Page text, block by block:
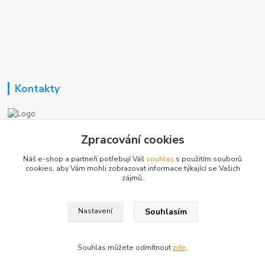
Kontakty
+420 723 362 738
Zpracování cookies
Náš e-shop a partneři potřebují Váš souhlas s použitím souborů
cookies, aby Vám mohli zobrazovat informace týkající se Vašich
zájmů.
Nastavení Souhlasím
Souhlas můžete odmítnout zde.